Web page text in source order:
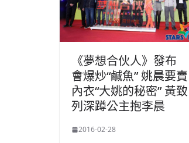
《夢想合伙人》發布
會爆炒“鹹魚” 姚晨要賣
內衣“大姚的秘密” 黃致
列深蹲公主抱李晨
2016-02-28